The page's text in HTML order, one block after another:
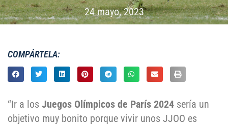
24 mayo, 2023
COMPÁRTELA:
“Ir a los Juegos Olímpicos de París 2024 sería un
objetivo muy bonito porque vivir unos JJOO es